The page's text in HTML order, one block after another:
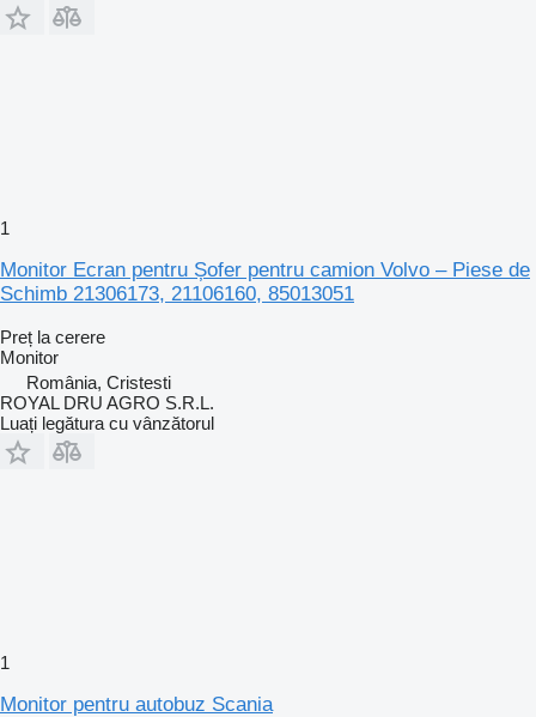
1
Monitor Ecran pentru Șofer pentru camion Volvo – Piese de
Schimb 21306173, 21106160, 85013051
Preț la cerere
Monitor
România, Cristesti
ROYAL DRU AGRO S.R.L.
Luați legătura cu vânzătorul
1
Monitor pentru autobuz Scania